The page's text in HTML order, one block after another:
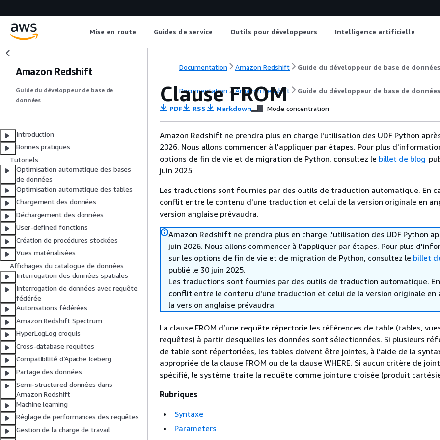
Mise en route Guides de service Outils pour développeurs Intelligence artificielle
Amazon Redshift
Guide du développeur de base de
données
Introduction
Bonnes pratiques
Tutoriels
Optimisation automatique des bases
de données
Optimisation automatique des tables
Chargement des données
Déchargement des données
User-defined fonctions
Création de procédures stockées
Vues matérialisées
Affichages du catalogue de données
Interrogation des données spatiales
Interrogation de données avec requête
fédérée
Autorisations fédérées
Amazon Redshift Spectrum
HyperLogLog croquis
Cross-database requêtes
Compatibilité d’Apache Iceberg
Partage des données
Semi-structured données dans
Amazon Redshift
Machine learning
Réglage de performances des requêtes
Gestion de la charge de travail
Documentation Amazon Redshift Guide du développeur de base de données
Documentation Amazon Redshift Guide du développeur de base de données
Clause FROM
PDF RSS Markdown Mode concentration
Amazon Redshift ne prendra plus en charge l'utilisation des UDF Python
2026. Nous allons commencer à l'appliquer par étapes. Pour plus
options de fin de vie et de migration de Python, consultez le billet de blog
juin 2025.
Les traductions sont fournies par des outils de traduction automatique. En
conflit entre le contenu d'une traduction et celui de la version originale en
version anglaise prévaudra.
Amazon Redshift ne prendra plus en charge l'utilisation des UDF Python
juin 2026. Nous allons commencer à l'appliquer par étapes. Pour plus
sur les options de fin de vie et de migration de Python, consultez le billet
publié le 30 juin 2025.
Les traductions sont fournies par des outils de traduction automatique.
conflit entre le contenu d'une traduction et celui de la version originale en
la version anglaise prévaudra.
La clause FROM d’une requête répertorie les références de table (tables,
requêtes) à partir desquelles les données sont sélectionnées. Si plusieurs
de table sont répertoriées, les tables doivent être jointes, à l’aide de la
appropriée de la clause FROM ou de la clause WHERE. Si aucun critère de
spécifié, le système traite la requête comme jointure croisée (produit
Rubriques
Syntaxe
Parameters